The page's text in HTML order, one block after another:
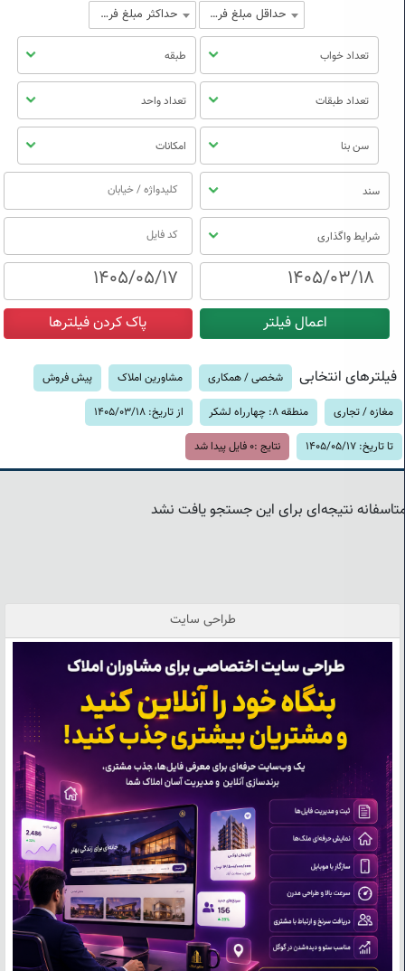
حداقل مبلغ فروش حداکثر مبلغ فروش
تعداد خواب طبقه
تعداد طبقات تعداد واحد
سن بنا امکانات
سند
شرایط واگذاری
فیلترهای انتخابی شخصی / همکاری مشاورین املاک پیش فروش
مغازه / تجاری منطقه 8: چهارراه لشکر از تاریخ: 1405/03/18
تا تاریخ: 1405/05/17 نتایج :0 فایل پیدا شد
نتیجه‌ای برای این جستجو یافت نشد
طراحی سایت